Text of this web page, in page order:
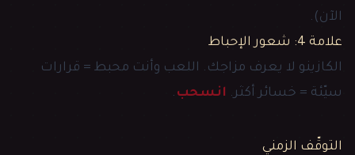
الآن).
علامة 4: شعور الإحباط
الكازينو لا يعرف مزاجك. اللعب وأنت محبط = قرارات
سيّئة = خسائر أكثر. انسحب .
التوقّف الزمني